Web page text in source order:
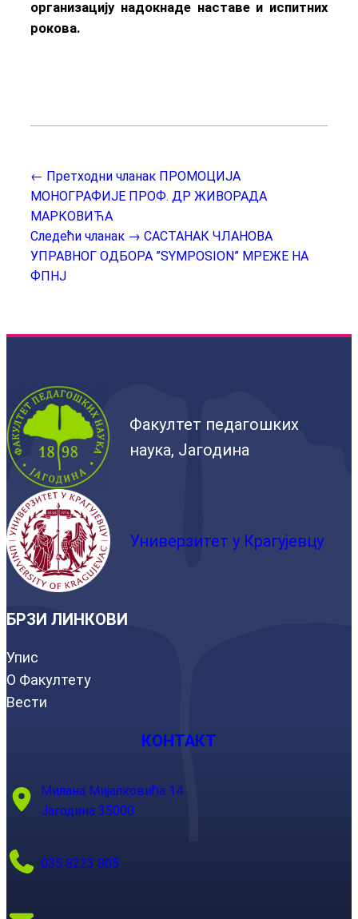
организацију надокнаде наставе и испитних
рокова.
← Претходни чланак ПРОМОЦИЈА
МОНОГРАФИЈЕ ПРОФ. ДР ЖИВОРАДА
МАРКОВИЋА
Следећи чланак → САСТАНАК ЧЛАНОВА
УПРАВНОГ ОДБОРА ”SYMPOSION” МРЕЖЕ НА
ФПНЈ
Факултет педагошких
наука, Јагодина
Универзитет у Крагујевцу
БРЗИ ЛИНКОВИ
Упис
О Факултету
Вести
КОНТАКТ
Милана Мијалковића 14
Јагодина 35000
035 8223 805